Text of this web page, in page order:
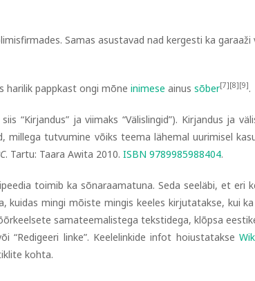
Samas asustavad nad kergesti ka garaaži
harilik pappkast ongi mõne inimese ainus sõber[7][8][9].
“Kirjandus” ja viimaks “Välislingid”). Kirjandus ja
tutvumine võiks teema lähemal uurimisel
. Tartu: Taara Awita 2010. ISBN 9789985988404.
toimib ka sõnaraamatuna. Seda seeläbi, et eri
mingi mõiste mingis keeles kirjutatakse, kui ka
samateemalistega tekstidega, klõpsa
“Redigeeri linke”. Keelelinkide infot hoiustatakse
kohta.